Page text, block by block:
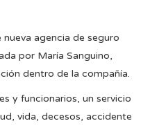
agencia de seguro
por María Sanguino,
dentro de la compañía.
y funcionarios, un servicio
vida, decesos, accidente